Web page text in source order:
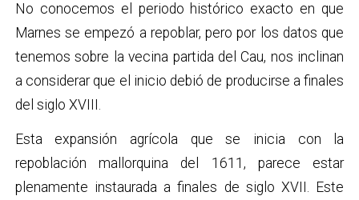
No conocemos el periodo histórico exacto en que
Marnes se empezó a repoblar, pero por los datos que
tenemos sobre la vecina partida del Cau, nos inclinan
a considerar que el inicio debió de producirse a finales
del siglo XVIII.
Esta expansión agrícola que se inicia con la
repoblación mallorquina del 1611, parece estar
plenamente instaurada a finales de siglo XVII. Este